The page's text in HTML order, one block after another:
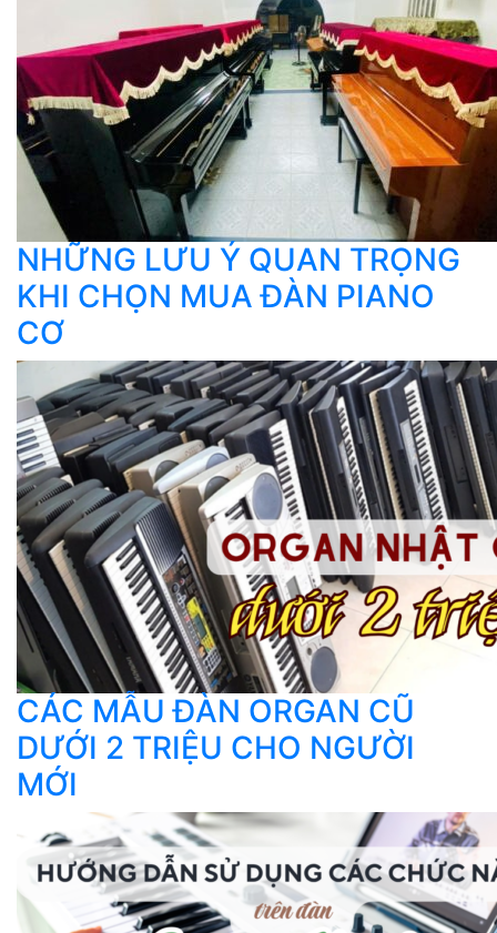
NHỮNG LƯU Ý QUAN TRỌNG
KHI CHỌN MUA ĐÀN PIANO
CƠ
CÁC MẪU ĐÀN ORGAN CŨ
DƯỚI 2 TRIỆU CHO NGƯỜI
MỚI